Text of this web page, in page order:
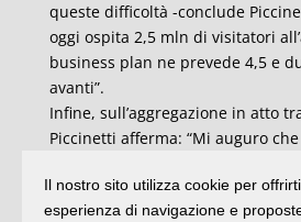
queste difficoltà -conclude
oggi ospita 2,5 mln di visitatori
business plan ne prevede 4,5 e
avanti”.
Infine, sull’aggregazione in atto
Piccinetti afferma: “Mi auguro
Vicenza che hanno fatto un
secondo polo fieristico italiano
Il nostro sito utilizza cookie per
esperienza di navigazione e